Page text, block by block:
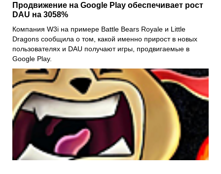
Продвижение на Google Play обеспечивает рост
DAU на 3058%
Компания W3i на примере Battle Bears Royale и Little
Dragons сообщила о том, какой именно прирост в новых
пользователях и DAU получают игры, продвигаемые в
Google Play.